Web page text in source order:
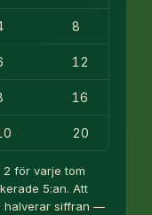
8
12
16
20
för varje tom
5:an. Att
halverar siffran —